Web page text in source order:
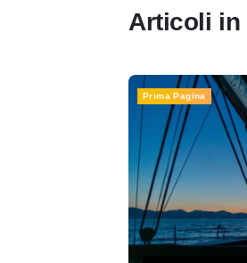
Articoli in
Prima Pagina